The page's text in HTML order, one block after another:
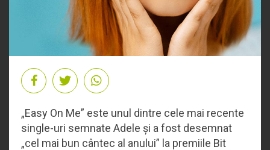
„Easy On Me” este unul dintre cele mai recente
single-uri semnate Adele și a fost desemnat
„cel mai bun cântec al anului” la premiile Bit